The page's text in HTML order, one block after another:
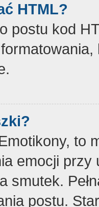
HTML?
postu kod
to
emocji
smutek.
postu.